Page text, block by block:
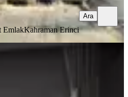
EmlakKahraman Erinci
Ara
Emlak'tan